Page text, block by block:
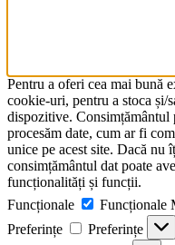
Pentru a oferi cea mai bună
cookie-uri, pentru a stoca și/
dispozitive. Consimțământul
procesăm date, cum ar fi
unice pe acest site. Dacă nu
consimțământul dat poate
funcționalități și funcții.
Funcționale
Funcționale
Preferințe
Preferințe